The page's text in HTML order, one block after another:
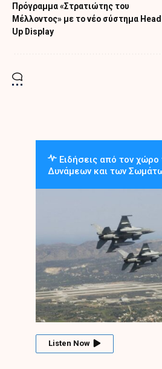
Πρόγραμμα «Στρατιώτης του
Μέλλοντος» με το νέο σύστημα
Up Display
Ειδήσεις από τον
Δυνάμεων και των
Listen Now